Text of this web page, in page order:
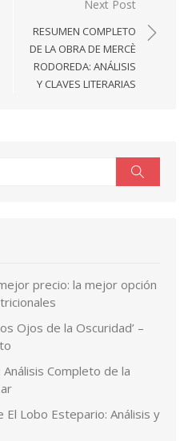
Next Post
RESUMEN COMPLETO
DE LA OBRA DE MERCÈ
RODOREDA: ANÁLISIS
Y CLAVES LITERARIAS
precio: la mejor opción
Ojos de la Oscuridad’ –
Análisis Completo de la
El Lobo Estepario: Análisis y